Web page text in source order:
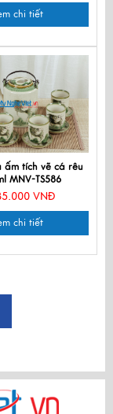
chi tiết
ấm tích vẽ cá rêu
MNV-TS586
VNĐ
chi tiết